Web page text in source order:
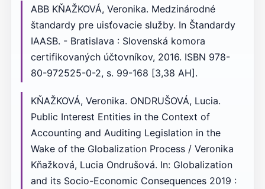
ABB KŇAŽKOVÁ, Veronika. Medzinárodné
štandardy pre uisťovacie služby. In Štandardy
IAASB. - Bratislava : Slovenská komora
certifikovaných účtovníkov, 2016. ISBN 978-
80-972525-0-2, s. 99-168 [3,38 AH].
KŇAŽKOVÁ, Veronika. ONDRUŠOVÁ, Lucia.
Public Interest Entities in the Context of
Accounting and Auditing Legislation in the
Wake of the Globalization Process / Veronika
Kňažková, Lucia Ondrušová. In: Globalization
and its Socio-Economic Consequences 2019 :